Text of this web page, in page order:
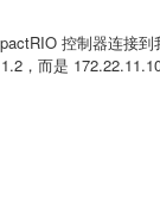
控制器连接
，而是